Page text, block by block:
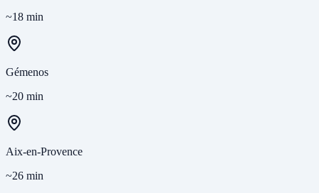
~18 min
Gémenos
~20 min
Aix-en-Provence
~26 min